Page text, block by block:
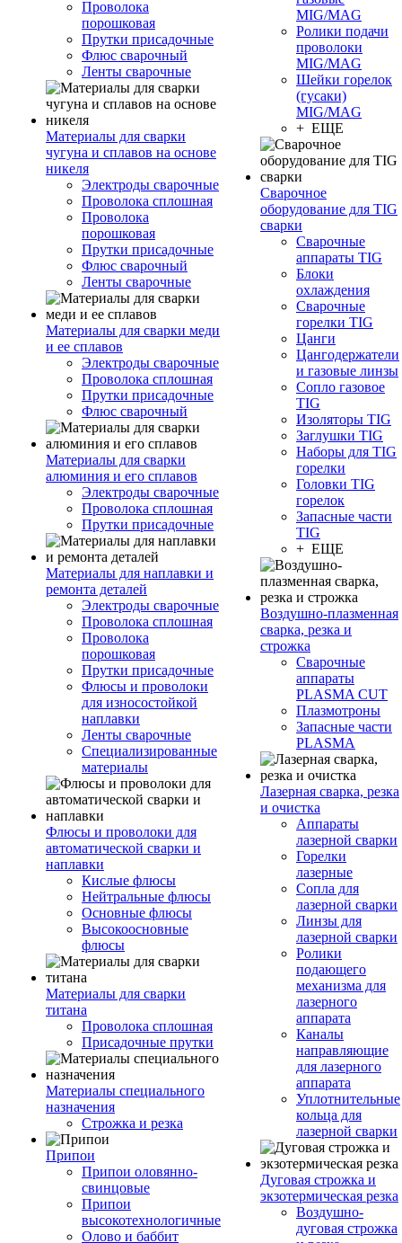
Проволока
порошковая
Прутки присадочные
Флюс сварочный
Ленты сварочные
Материалы для сварки
чугуна и сплавов на основе
никеля
Электроды сварочные
Проволока сплошная
Проволока
порошковая
Прутки присадочные
Флюс сварочный
Ленты сварочные
Материалы для сварки меди
и ее сплавов
Электроды сварочные
Проволока сплошная
Прутки присадочные
Флюс сварочный
Материалы для сварки
алюминия и его сплавов
Электроды сварочные
Проволока сплошная
Прутки присадочные
Материалы для наплавки и
ремонта деталей
Электроды сварочные
Проволока сплошная
Проволока
порошковая
Прутки присадочные
Флюсы и проволоки
для износостойкой
наплавки
Ленты сварочные
Специализированные
материалы
Флюсы и проволоки для
автоматической сварки и
наплавки
Кислые флюсы
Нейтральные флюсы
Основные флюсы
Высокоосновные
флюсы
Материалы для сварки
титана
Проволока сплошная
Присадочные прутки
Материалы специального
назначения
Строжка и резка
Припои
Припои оловянно-
свинцовые
Припои
высокотехнологичные
Олово и баббит
MIG/MAG
Ролики подачи
проволоки
MIG/MAG
Шейки горелок
(гусаки)
MIG/MAG
+ ЕЩЕ
Сварочное
оборудование для TIG
сварки
Сварочные
аппараты TIG
Блоки
охлаждения
Сварочные
горелки TIG
Цанги
Цангодержатели
и газовые линзы
Сопло газовое
TIG
Изоляторы TIG
Заглушки TIG
Наборы для TIG
горелки
Головки TIG
горелок
Запасные части
TIG
+ ЕЩЕ
Воздушно-плазменная
сварка, резка и
строжка
Сварочные
аппараты
PLASMA CUT
Плазмотроны
Запасные части
PLASMA
Лазерная сварка, резка
и очистка
Аппараты
лазерной сварки
Горелки
лазерные
Сопла для
лазерной сварки
Линзы для
лазерной сварки
Ролики
подающего
механизма для
лазерного
аппарата
Каналы
направляющие
для лазерного
аппарата
Уплотнительные
кольца для
лазерной сварки
Дуговая строжка и
экзотермическая резка
Воздушно-
дуговая строжка